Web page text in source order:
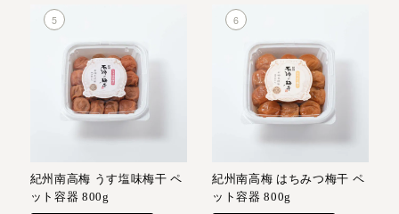
紀州南高梅 うす塩味梅干 ペ
ット容器 800g
紀州南高梅 はちみつ梅干 ペ
ット容器 800g